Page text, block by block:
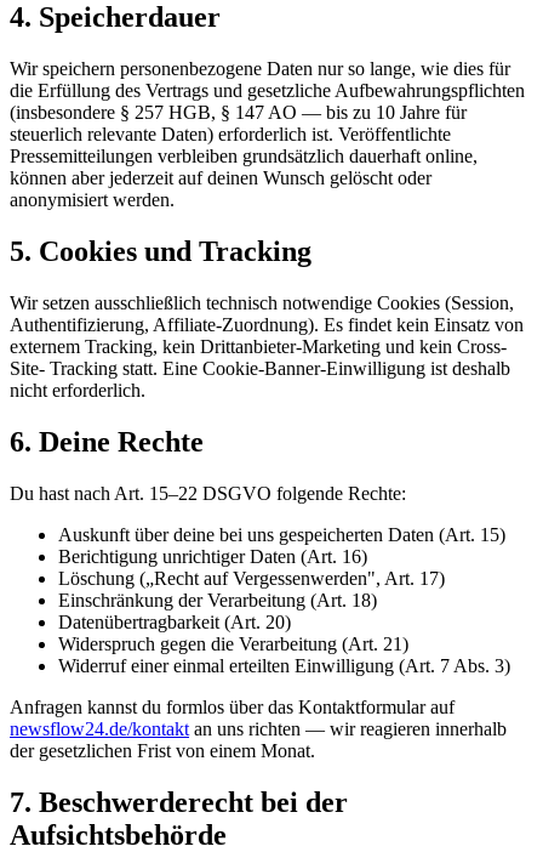
4. Speicherdauer
Wir speichern personenbezogene Daten nur so lange, wie dies für
die Erfüllung des Vertrags und gesetzliche Aufbewahrungspflichten
(insbesondere § 257 HGB, § 147 AO — bis zu 10 Jahre für
steuerlich relevante Daten) erforderlich ist. Veröffentlichte
Pressemitteilungen verbleiben grundsätzlich dauerhaft online,
können aber jederzeit auf deinen Wunsch gelöscht oder
anonymisiert werden.
5. Cookies und Tracking
Wir setzen ausschließlich technisch notwendige Cookies (Session,
Authentifizierung, Affiliate-Zuordnung). Es findet kein Einsatz von
externem Tracking, kein Drittanbieter-Marketing und kein Cross-
Site- Tracking statt. Eine Cookie-Banner-Einwilligung ist deshalb
nicht erforderlich.
6. Deine Rechte
Du hast nach Art. 15–22 DSGVO folgende Rechte:
Auskunft über deine bei uns gespeicherten Daten (Art. 15)
Berichtigung unrichtiger Daten (Art. 16)
Löschung („Recht auf Vergessenwerden", Art. 17)
Einschränkung der Verarbeitung (Art. 18)
Datenübertragbarkeit (Art. 20)
Widerspruch gegen die Verarbeitung (Art. 21)
Widerruf einer einmal erteilten Einwilligung (Art. 7 Abs. 3)
Anfragen kannst du formlos über das Kontaktformular auf
newsflow24.de/kontakt an uns richten — wir reagieren innerhalb
der gesetzlichen Frist von einem Monat.
7. Beschwerderecht bei der
Aufsichtsbehörde